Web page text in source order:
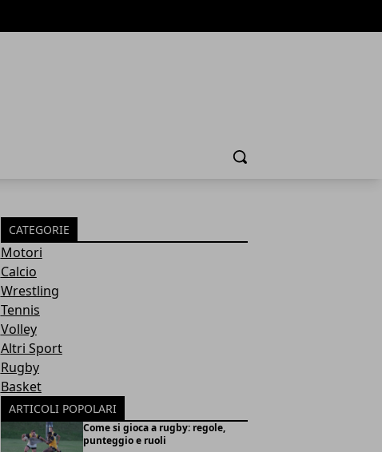
Cerca
CATEGORIE
Motori
Calcio
Wrestling
Tennis
Volley
Altri Sport
Rugby
Basket
ARTICOLI POPOLARI
Come si gioca a rugby: regole,
punteggio e ruoli